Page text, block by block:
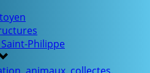
Philippe